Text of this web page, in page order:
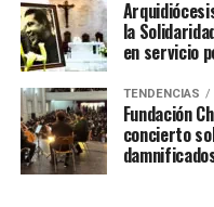
la
en servicio
TENDENCIAS
Fundación
concierto